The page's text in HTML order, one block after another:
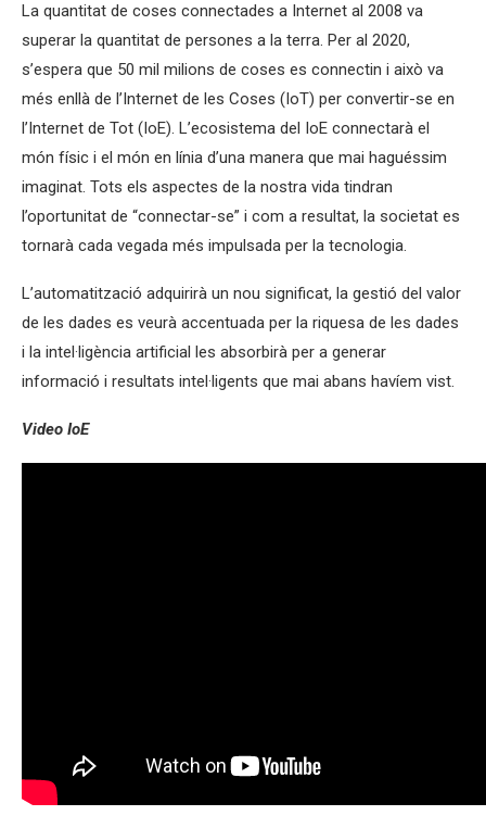
La quantitat de coses connectades a Internet al 2008 va
superar la quantitat de persones a la terra. Per al 2020,
s’espera que 50 mil milions de coses es connectin i això va
més enllà de l’Internet de les Coses (IoT) per convertir-se en
l’Internet de Tot (IoE). L’ecosistema del IoE connectarà el
món físic i el món en línia d’una manera que mai haguéssim
imaginat. Tots els aspectes de la nostra vida tindran
l’oportunitat de “connectar-se” i com a resultat, la societat es
tornarà cada vegada més impulsada per la tecnologia.
L’automatització adquirirà un nou significat, la gestió del valor
de les dades es veurà accentuada per la riquesa de les dades
i la intel·ligència artificial les absorbirà per a generar
informació i resultats intel·ligents que mai abans havíem vist.
Video IoE